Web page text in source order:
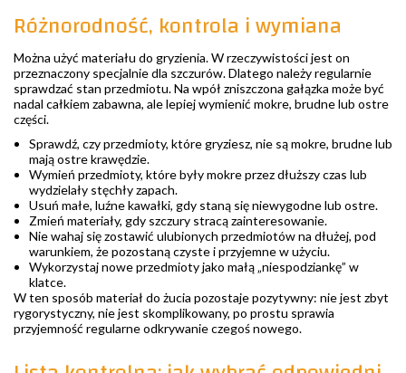
Różnorodność, kontrola i wymiana
Można użyć materiału do gryzienia. W rzeczywistości jest on
przeznaczony specjalnie dla szczurów. Dlatego należy regularnie
sprawdzać stan przedmiotu. Na wpół zniszczona gałązka może być
nadal całkiem zabawna, ale lepiej wymienić mokre, brudne lub ostre
części.
Sprawdź, czy przedmioty, które gryziesz, nie są mokre, brudne lub
mają ostre krawędzie.
Wymień przedmioty, które były mokre przez dłuższy czas lub
wydzielały stęchły zapach.
Usuń małe, luźne kawałki, gdy staną się niewygodne lub ostre.
Zmień materiały, gdy szczury stracą zainteresowanie.
Nie wahaj się zostawić ulubionych przedmiotów na dłużej, pod
warunkiem, że pozostaną czyste i przyjemne w użyciu.
Wykorzystaj nowe przedmioty jako małą „niespodziankę” w
klatce.
W ten sposób materiał do żucia pozostaje pozytywny: nie jest zbyt
rygorystyczny, nie jest skomplikowany, po prostu sprawia
przyjemność regularne odkrywanie czegoś nowego.